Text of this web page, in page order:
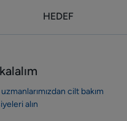
HEDEF
cilt bakım
alın